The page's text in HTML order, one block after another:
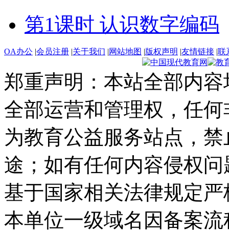
第1课时 认识数字编码
OA办公 |会员注册 |关于我们 |网站地图 |版权声明 |友情链接 |联
郑重声明：本站全部内
全部运营和管理权，任
为教育公益服务站点，
途；如有任何内容侵权
基于国家相关法律规定
本单位一级域名因备案